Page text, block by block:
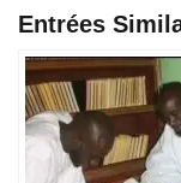
Entrées